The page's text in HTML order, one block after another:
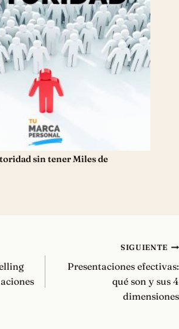
sin tener Miles de
SIGUIENTE
Presentaciones efectivas:
qué son y sus 4
dimensiones